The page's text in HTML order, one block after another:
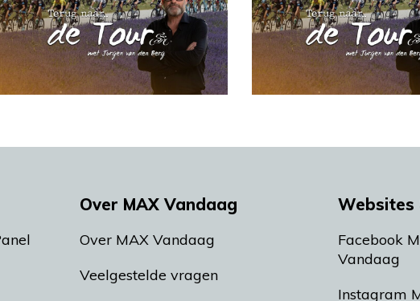
Over MAX Vandaag
Over MAX Vandaag
Veelgestelde vragen
Websites
Facebook
Vandaag
Instagram